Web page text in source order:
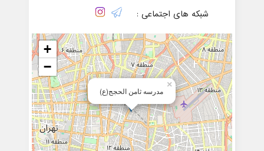
شبکه های اجتماعی :
مدرسه ثامن الحجج(ع)
×
+
−